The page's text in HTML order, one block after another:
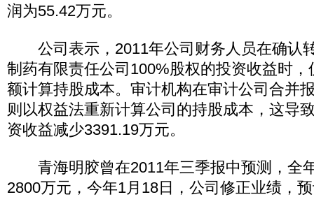
润为55.42万元。
公司表示，2011年公司财务人员在确认
制药有限责任公司100%股权的投资收益时
额计算持股成本。审计机构在审计公司合并
则以权益法重新计算公司的持股成本，这导
资收益减少3391.19万元。
青海明胶曾在2011年三季报中预测，全
2800万元，今年1月18日，公司修正业绩，